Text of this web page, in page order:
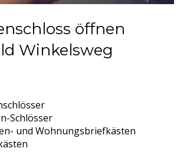
öffnen
Winkelsweg
Schlösser
und Wohnungsbriefkästen